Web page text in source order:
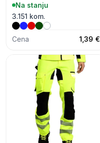
Na stanju
3.151 kom.
Cena 1,39 €